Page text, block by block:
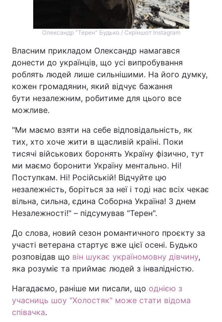
Олександр "Терен" Будько / Скріншот Instagram
Власним прикладом Олександр намагався
донести до українців, що усі випробування
роблять людей лише сильнішими. На його думку,
кожен громадянин, який відчує бажання
бути незалежним, робитиме для цього все
можливе.
"Ми маємо взяти на себе відповідальність, як
тих, хто хоче жити в щасливій країні. Поки
тисячі військових боронять Україну фізично, тут
ми маємо боронити Україну ментально. Ні!
Поступкам. Ні! Російській! Відчуйте цю
незалежність, боріться за неї і тоді нас всіх чекає
вільна, сильна, єдина Соборна Україна! З днем
Незалежності!" – підсумував "Терен".
До слова, новий сезон романтичного проєкту за
участі ветерана стартує вже цієї осені. Будько
розповідав що він шукає україномовну дівчину,
яка розуміє та приймає людей з інвалідністю.
Нагадаємо, раніше ми писали, що однією з
учасниць шоу "Холостяк" може стати відома
співачка.